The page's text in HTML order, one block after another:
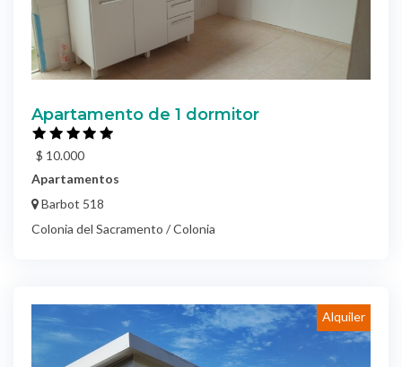
Apartamento de 1 dormitor
$ 10.000
Apartamentos
Barbot 518
Colonia del Sacramento / Colonia
Alquiler